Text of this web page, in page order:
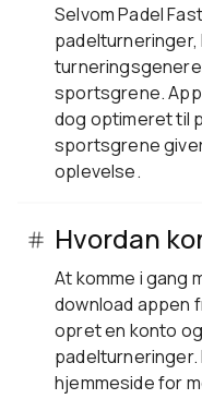
Selvom Padel
sportsgrene.
dog optimeret til
sportsgrene
oplevelse.
Hvordan
At komme i gang
download appen
opret en konto
hjemmeside for